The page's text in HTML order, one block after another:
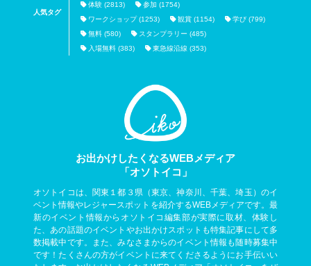
人気タグ
体験 (2813)
参加 (1754)
ワークショップ (1253)
観賞 (1154)
学び (799)
無料 (580)
スタンプラリー (485)
入場無料 (383)
東急線沿線 (353)
お出かけしたくなるWEBメディア
「オソトイコ」
オソトイコは、関東１都３県（東京、神奈川、千葉、埼玉）のイ
ベント情報やレジャースポットを紹介するWEBメディアです。最
新のイベント情報からオソトイコ編集部が実際に取材、体験し
た、あの話題のイベントやお出かけスポットも特集記事にして多
数掲載中です。また、みなさまからのイベント情報も随時募集中
です！たくさんの方がイベントに来てくださるようにお手伝いい